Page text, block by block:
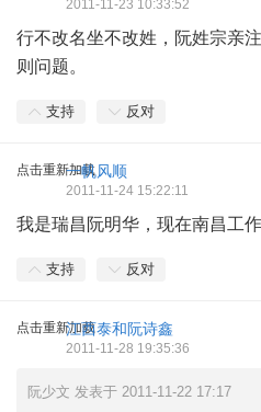
2011-11-23 10:33:52
行不改名坐不改姓，阮姓宗亲
则问题。
支持 反对
点击重新加载一帆风顺
2011-11-24 15:22:11
我是瑞昌阮明华，现在南昌工作
支持 反对
点击重新加载江西泰和阮诗鑫
2011-11-28 19:35:36
阮少文 发表于 2011-11-22 17:17